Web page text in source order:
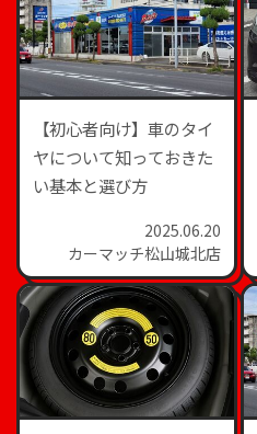
【初心者向け】車のタイ
ヤについて知っておきた
い基本と選び方
2025.06.20
カーマッチ松山城北店